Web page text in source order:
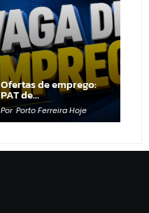
Ofertas de emprego:
PAT de…
Por Porto Ferreira Hoje